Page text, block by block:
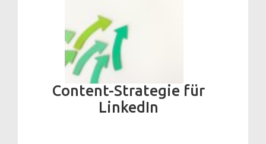
Content-Strategie für
LinkedIn